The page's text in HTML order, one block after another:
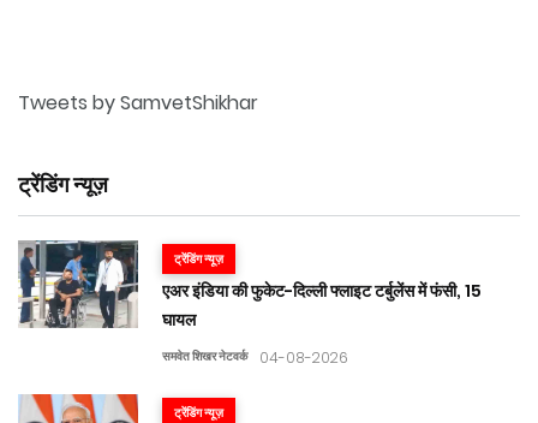
Tweets by SamvetShikhar
ट्रेंडिंग न्यूज़
ट्रेंडिंग न्यूज़
एअर इंडिया की फुकेट-दिल्ली फ्लाइट टर्बुलेंस में फंसी, 15
घायल
समवेत शिखर नेटवर्क 04-08-2026
ट्रेंडिंग न्यूज़